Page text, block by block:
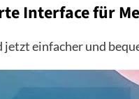
Interface für
einfacher und